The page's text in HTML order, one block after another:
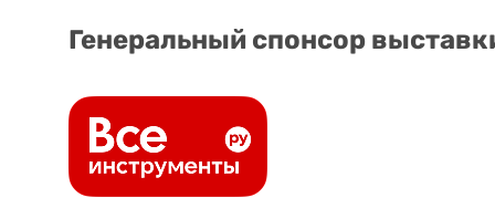
Генеральный спонсор